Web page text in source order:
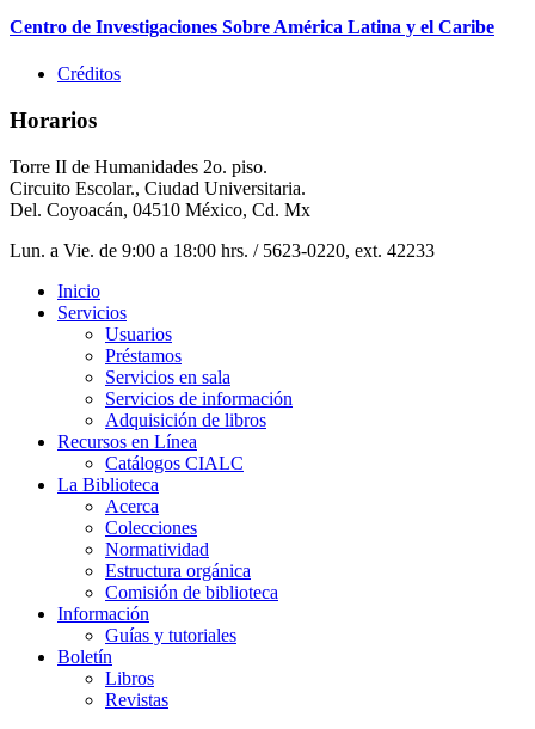
Centro de Investigaciones Sobre América Latina y el Caribe
Créditos
Horarios
Torre II de Humanidades 2o. piso.
Circuito Escolar., Ciudad Universitaria.
Del. Coyoacán, 04510 México, Cd. Mx
Lun. a Vie. de 9:00 a 18:00 hrs. / 5623-0220, ext. 42233
Inicio
Servicios
Usuarios
Préstamos
Servicios en sala
Servicios de información
Adquisición de libros
Recursos en Línea
Catálogos CIALC
La Biblioteca
Acerca
Colecciones
Normatividad
Estructura orgánica
Comisión de biblioteca
Información
Guías y tutoriales
Boletín
Libros
Revistas